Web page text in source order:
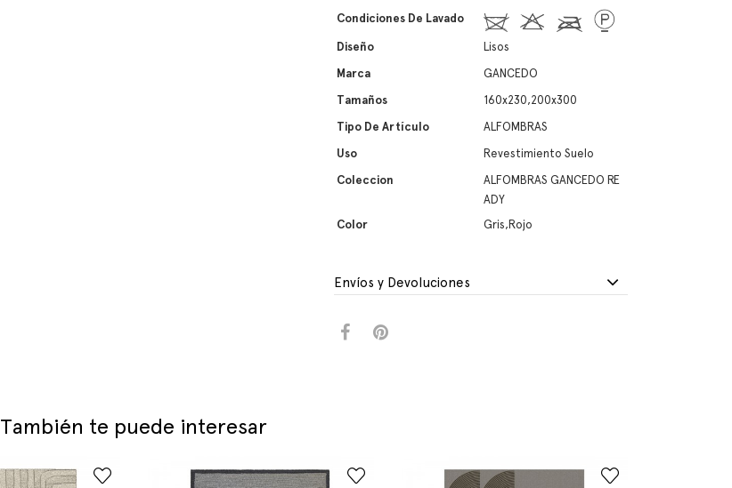
Condiciones De Lavado
Diseño
Lisos
Marca
GANCEDO
Tamaños
160x230,200x300
Tipo De Artículo
ALFOMBRAS
Uso
Revestimiento Suelo
Coleccion
ALFOMBRAS GANCEDO RE
ADY
Color
Gris,Rojo
Envíos y Devoluciones
También te puede interesar